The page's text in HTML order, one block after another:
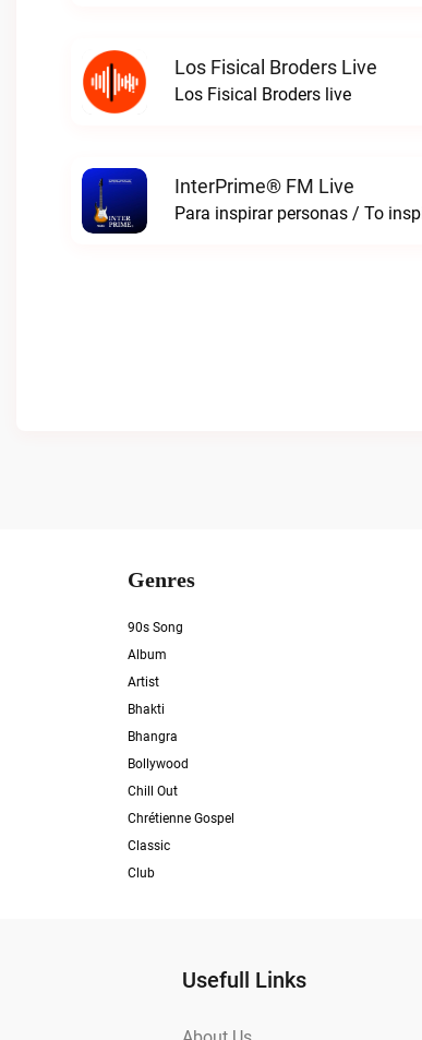
Los Fisical Broders Live
Los Fisical Broders live
InterPrime® FM Live
Para inspirar personas / To
Genres
90s Song
Album
Artist
Bhakti
Bhangra
Bollywood
Chill Out
Chrétienne Gospel
Classic
Club
Usefull Links